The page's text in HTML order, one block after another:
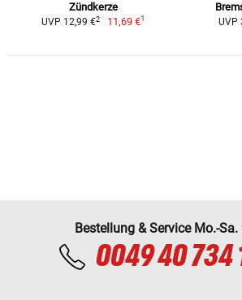
Zündkerze
UVP 12,99 €2 11,69 €1 UVP
Bestellung & Service Mo.-Sa.
0049 40 734